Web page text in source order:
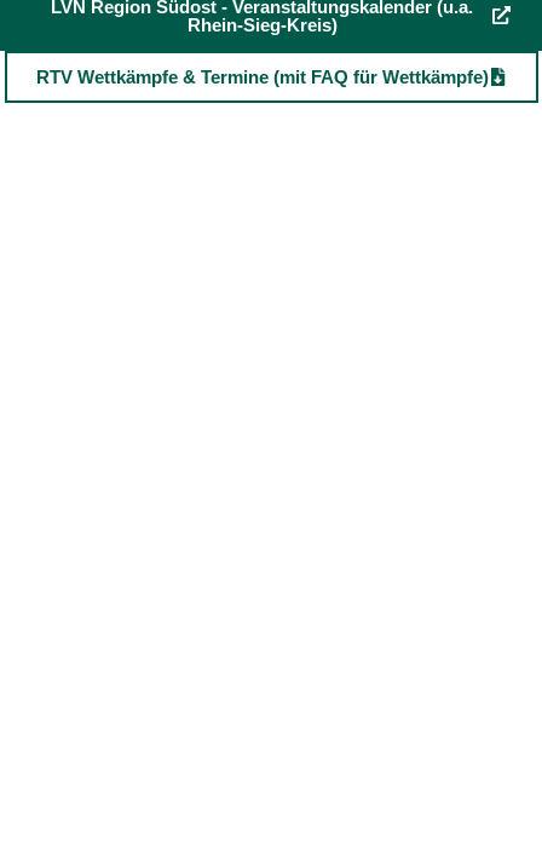
LVN Region Südost - Veranstaltungskalender (u.a.
Rhein-Sieg-Kreis)
RTV Wettkämpfe & Termine (mit FAQ für Wettkämpfe)